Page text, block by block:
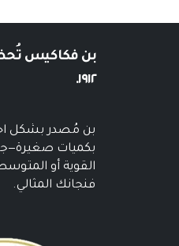
بن فكاكيس
١٩١٢.
بن مُصدر بشكل
بكميات
القوية أو
فنجانك المثالي.